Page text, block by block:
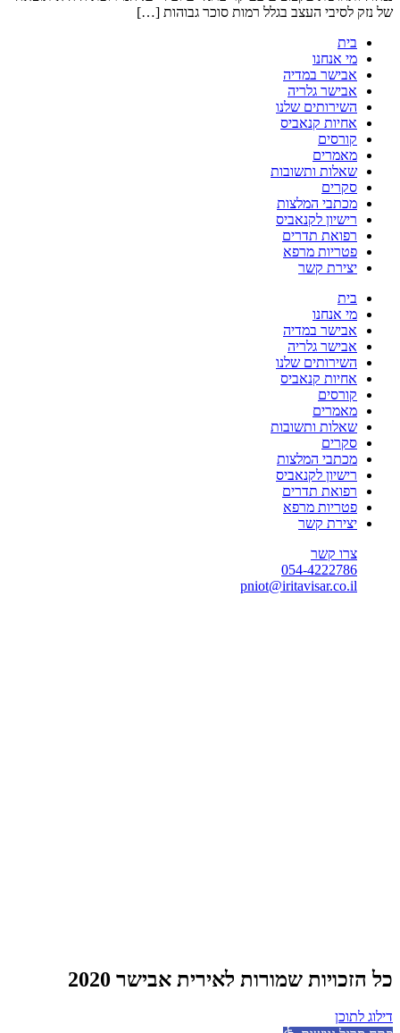
של נזק לסיבי העצב בגלל רמות סוכר גבוהות […]
בית
מי אנחנו
אבישר במדיה
אבישר גלריה
השירותים שלנו
אחיות קנאביס
קורסים
מאמרים
שאלות ותשובות
סקרים
מכתבי המלצות
רישיון לקנאביס
רפואת תדרים
פטריות מרפא
יצירת קשר
בית
מי אנחנו
אבישר במדיה
אבישר גלריה
השירותים שלנו
אחיות קנאביס
קורסים
מאמרים
שאלות ותשובות
סקרים
מכתבי המלצות
רישיון לקנאביס
רפואת תדרים
פטריות מרפא
יצירת קשר
צרו קשר
054-4222786
pniot@iritavisar.co.il
כל הזכויות שמורות לאירית אבישר 2020
דילוג לתוכן